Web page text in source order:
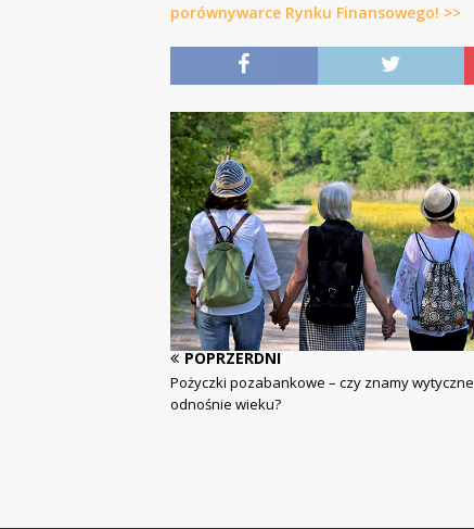
porównywarce Rynku Finansowego! >>
POPRZERDNI
Pożyczki pozabankowe – czy znamy wytyczne
odnośnie wieku?